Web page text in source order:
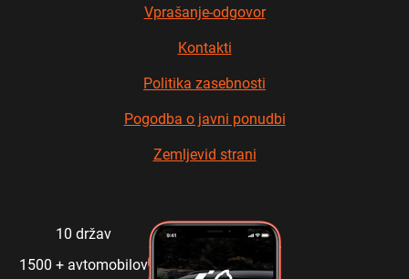
Vprašanje-odgovor
Kontakti
Politika zasebnosti
Pogodba o javni ponudbi
Zemljevid strani
10 držav
1500 + avtomobilov